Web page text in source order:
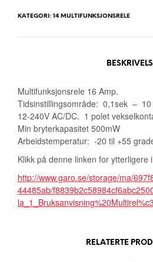
KATEGORI: 14 MULTIFUNKSJONSRELE
Multifunksjonsrele 16 Amp.
Tidsinstillingsområde: 0,1sek – 10
12-240V AC/DC. 1 polet
Min bryterkapasitet 500mW
Arbeidstemperatur: -20 til +55
Klikk på denne linken for ytterligere
http://www.garo.se/storage/ma/
44485ab/
RELATERTE